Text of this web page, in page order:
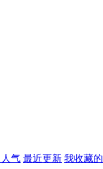
气 最近更新 我收藏的